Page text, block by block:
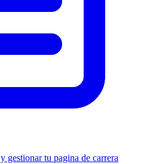
gestionar tu pagina de carrera